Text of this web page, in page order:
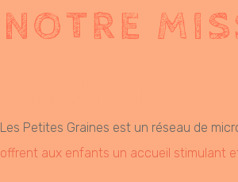
NOTRE
Les Petites Graines est un réseau de
offrent aux enfants un accueil stimulant